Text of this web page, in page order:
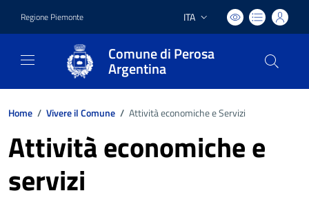
Regione Piemonte Lingua attiva:
ITA
Comune di Perosa
Argentina
Home / Vivere il Comune / Attività economiche e Servizi
Attività economiche e
servizi